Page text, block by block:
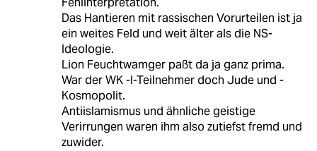
Das Hantieren mit rassischen Vorurteilen ist ja
ein weites Feld und weit älter als die NS-
Ideologie.
Lion Feuchtwamger paßt da ja ganz prima.
War der WK -I-Teilnehmer doch Jude und -
Kosmopolit.
Antiislamismus und ähnliche geistige
Verirrungen waren ihm also zutiefst fremd und
zuwider.